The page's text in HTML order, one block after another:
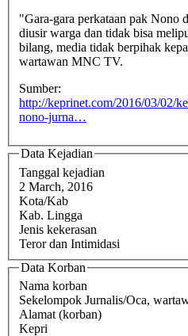
"Gara-gara perkataan pak Nono
diusir warga dan tidak bisa
bilang, media tidak berpihak
wartawan MNC TV.
Sumber:
http://keprinet.com/2016/03/02/
nono-jurna…
Data Kejadian
Tanggal kejadian
2 March, 2016
Kota/Kab
Kab. Lingga
Jenis kekerasan
Teror dan Intimidasi
Data Korban
Nama korban
Sekelompok Jurnalis/Oca,
Alamat (korban)
Kepri